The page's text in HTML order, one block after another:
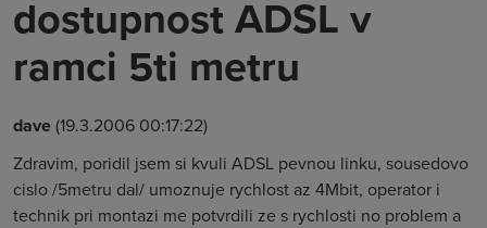
dostupnost ADSL v
ramci 5ti metru
dave(19.3.2006 00:17:22)
Zdravim, poridil jsem si kvuli ADSL pevnou linku, sousedovo
cislo /5metru dal/ umoznuje rychlost az 4Mbit, operator i
technik pri montazi me potvrdili ze s rychlosti no problem a